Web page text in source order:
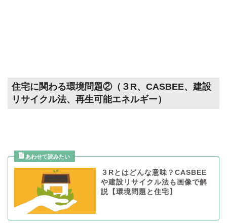
住宅に関わる環境問題②（３R、CASBEE、建設
リサイクル法、再生可能エネルギー）
３Rとはどんな意味？CASBEE
や建設リサイクル法も画像で解
説【環境問題と住宅】